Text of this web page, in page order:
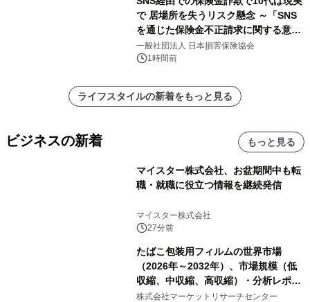
で 居場所を失うリスク懸念 ～「SNS
を通じた保険金不正請求に関する意識
調査」を実施、 認知度の低さも浮き彫
りに～
一般社団法人 日本損害保険協会
1時間前
ライフスタイルの新着をもっと見る
ビジネスの新着 もっと見る
マイスター株式会社、お盆期間中も転
職・就職に役立つ情報を継続発信
マイスター株式会社
27分前
たばこ包装用フィルムの世界市場
（2026年～2032年）、市場規模（低
収縮、中収縮、高収縮）・分析レポー
トを発表
株式会社マーケットリサーチセンター